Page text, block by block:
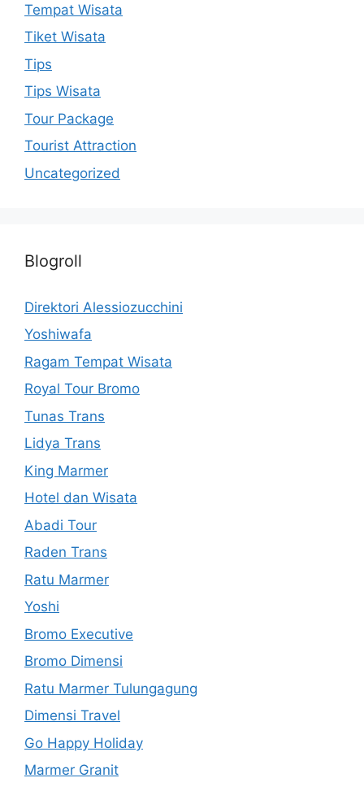
Tempat Wisata
Tiket Wisata
Tips
Tips Wisata
Tour Package
Tourist Attraction
Uncategorized
Blogroll
Direktori Alessiozucchini
Yoshiwafa
Ragam Tempat Wisata
Royal Tour Bromo
Tunas Trans
Lidya Trans
King Marmer
Hotel dan Wisata
Abadi Tour
Raden Trans
Ratu Marmer
Yoshi
Bromo Executive
Bromo Dimensi
Ratu Marmer Tulungagung
Dimensi Travel
Go Happy Holiday
Marmer Granit